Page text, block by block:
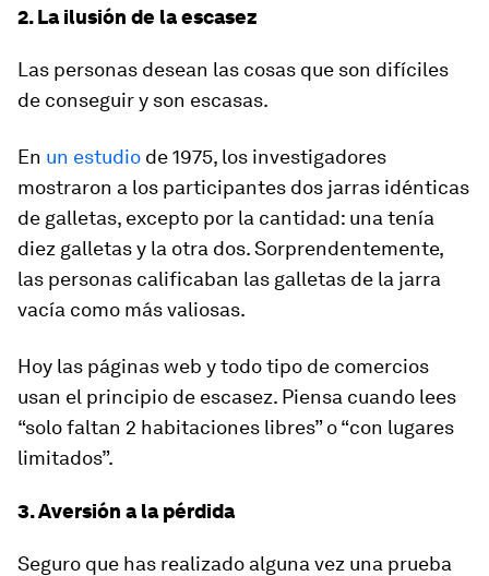
2. La ilusión de la escasez
Las personas desean las cosas que son difíciles
de conseguir y son escasas.
En un estudio de 1975, los investigadores
mostraron a los participantes dos jarras idénticas
de galletas, excepto por la cantidad: una tenía
diez galletas y la otra dos. Sorprendentemente,
las personas calificaban las galletas de la jarra
vacía como más valiosas.
Hoy las páginas web y todo tipo de comercios
usan el principio de escasez. Piensa cuando lees
“solo faltan 2 habitaciones libres” o “con lugares
limitados”.
3. Aversión a la pérdida
Seguro que has realizado alguna vez una prueba